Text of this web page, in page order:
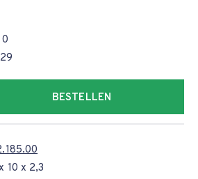
BESTELLEN
10 x 2,3